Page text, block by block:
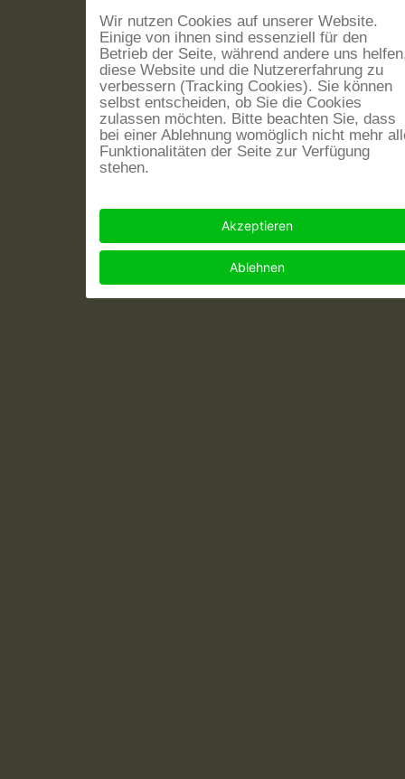
Wir nutzen Cookies auf unserer Website.
Einige von ihnen sind essenziell für den
Betrieb der Seite, während andere uns
diese Website und die Nutzererfahrung zu
verbessern (Tracking Cookies). Sie können
selbst entscheiden, ob Sie die Cookies
zulassen möchten. Bitte beachten Sie, dass
bei einer Ablehnung womöglich nicht mehr
Funktionalitäten der Seite zur Verfügung
stehen.
Akzeptieren
Ablehnen